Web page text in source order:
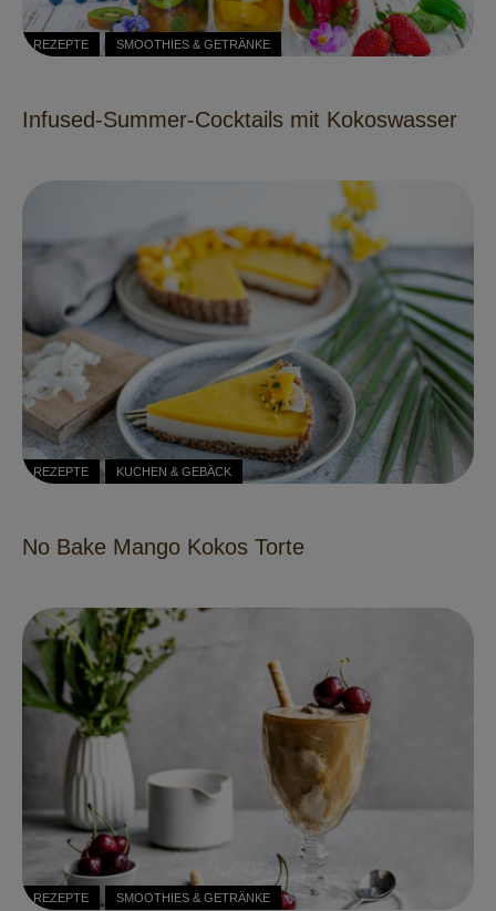
REZEPTE SMOOTHIES & GETRÄNKE
Infused-Summer-Cocktails mit Kokoswasser
REZEPTE KUCHEN & GEBÄCK
No Bake Mango Kokos Torte
REZEPTE SMOOTHIES & GETRÄNKE